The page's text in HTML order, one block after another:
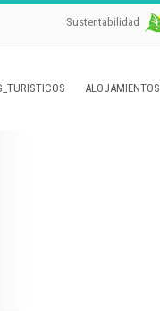
Sustentabilidad
ALOJAMIENTOS